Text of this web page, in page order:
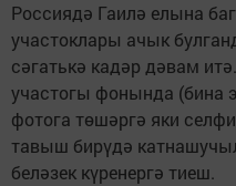
Россиядә Гаилә елына
участоклары ачык
сәгатькә кадәр дәвам
участогы фонында (бина
фотога төшәргә яки
тавыш бирүдә
беләзек күренергә тиеш.